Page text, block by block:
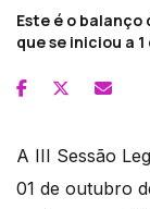
Este é o balanço
que se iniciou a
A III Sessão
01 de outubro